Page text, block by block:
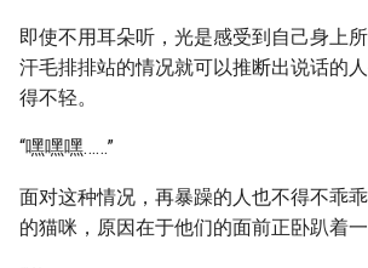
即使不用耳朵听，光是感受到自己身上
汗毛排排站的情况就可以推断出说话的
得不轻。
“嘿嘿嘿……”
面对这种情况，再暴躁的人也不得不乖
的猫咪，原因在于他们的面前正卧趴着